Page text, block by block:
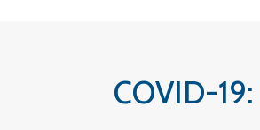
COVID-